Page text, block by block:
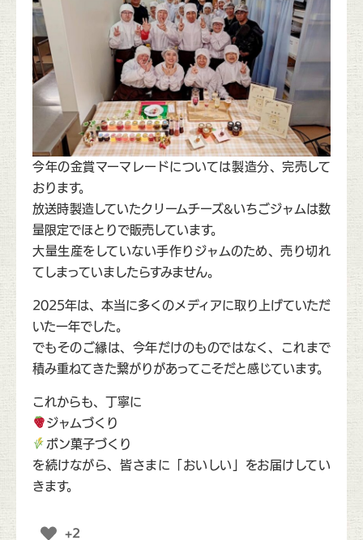
今年の金賞マーマレードについては製造分、完売して
おります。
放送時製造していたクリームチーズ&いちごジャムは数
量限定でほとりで販売しています。
大量生産をしていない手作りジャムのため、売り切れ
てしまっていましたらすみません。
2025年は、本当に多くのメディアに取り上げていただ
いた一年でした。
でもそのご縁は、今年だけのものではなく、これまで
積み重ねてきた繋がりがあってこそだと感じています。
これからも、丁寧に
ジャムづくり
ポン菓子づくり
を続けながら、皆さまに「おいしい」をお届けしてい
きます。
+2